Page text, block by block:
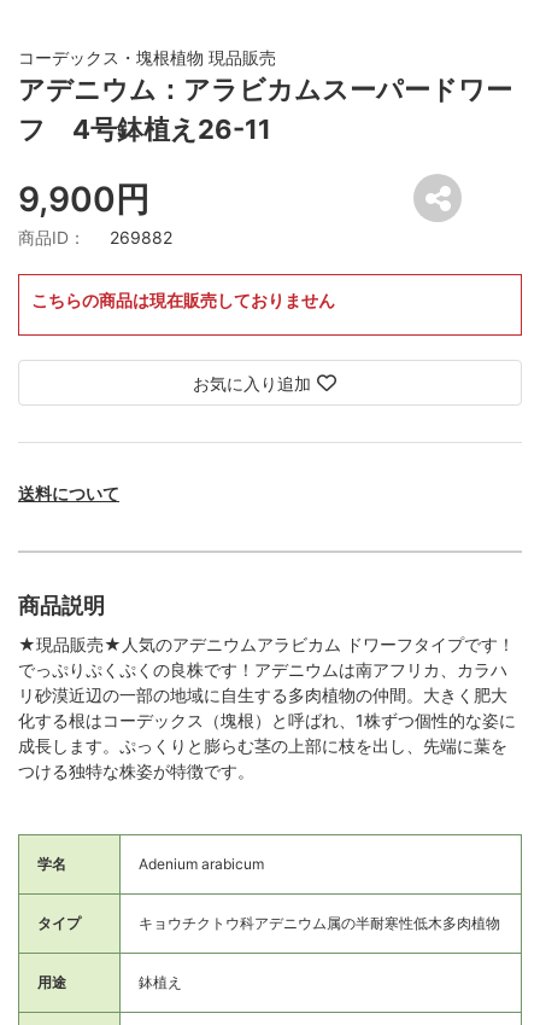
コーデックス・塊根植物 現品販売
アデニウム：アラビカムスーパードワー
フ 4号鉢植え26-11
9,900円
商品ID： 269882
こちらの商品は現在販売しておりません
お気に入り追加
送料について
商品説明
★現品販売★人気のアデニウムアラビカム ドワーフタイプです！
でっぷりぷくぷくの良株です！アデニウムは南アフリカ、カラハ
リ砂漠近辺の一部の地域に自生する多肉植物の仲間。大きく肥大
化する根はコーデックス（塊根）と呼ばれ、1株ずつ個性的な姿に
成長します。ぷっくりと膨らむ茎の上部に枝を出し、先端に葉を
つける独特な株姿が特徴です。
学名 Adenium arabicum
タイプ キョウチクトウ科アデニウム属の半耐寒性低木多肉植物
用途 鉢植え